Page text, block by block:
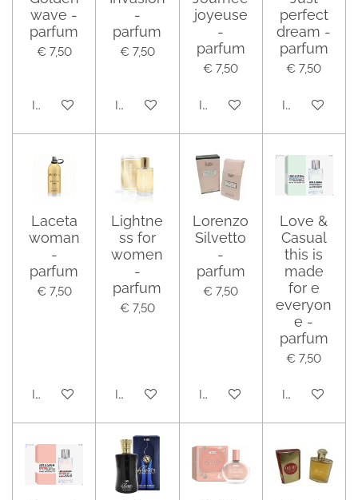
wave -
parfum
€ 7,50
In winkelwagen
-
parfum
€ 7,50
In winkelwagen
joyeuse
-
parfum
€ 7,50
In winkelwagen
perfect
dream -
parfum
€ 7,50
In
Laceta
woman
-
parfum
€ 7,50
In winkelwagen
Lightne
ss for
women
-
parfum
€ 7,50
In winkelwagen
Lorenzo
Silvetto
-
parfum
€ 7,50
In winkelwagen
Love &
Casual
this is
made
for e
everyon
e -
parfum
€ 7,50
In